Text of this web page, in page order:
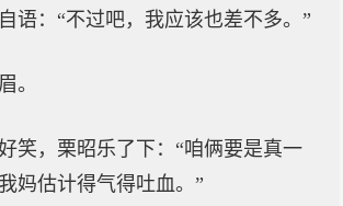
语：“不过吧，我应该也差不多。”
。
笑，栗昭乐了下：“咱俩要是真一
妈估计得气得吐血。”